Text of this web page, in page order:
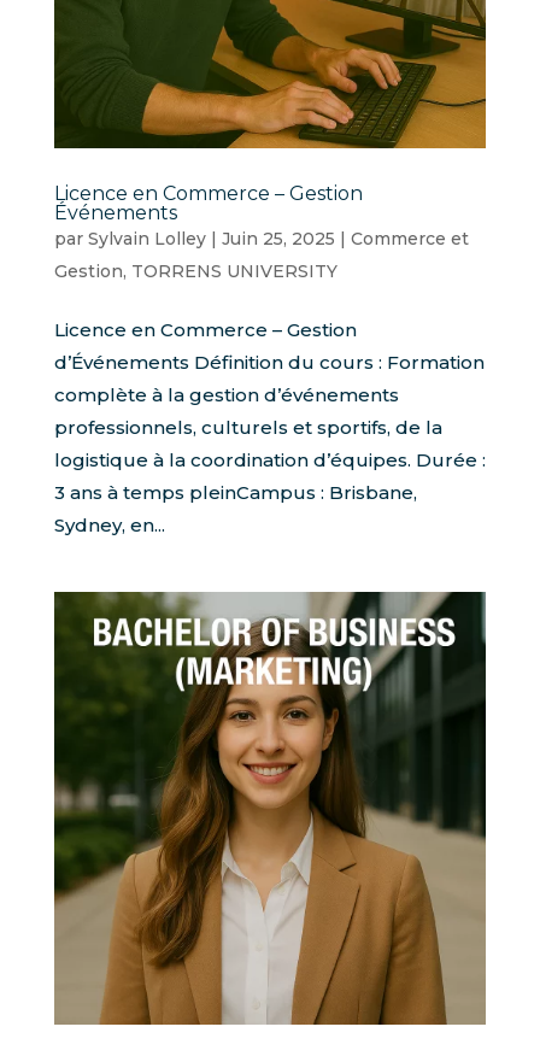
Licence en Commerce – Gestion
Événements
par Sylvain Lolley| Juin 25, 2025 | Commerce et
Gestion, TORRENS UNIVERSITY
Licence en Commerce – Gestion
d’Événements Définition du cours : Formation
complète à la gestion d’événements
professionnels, culturels et sportifs, de la
logistique à la coordination d’équipes. Durée :
3 ans à temps pleinCampus : Brisbane,
Sydney, en...